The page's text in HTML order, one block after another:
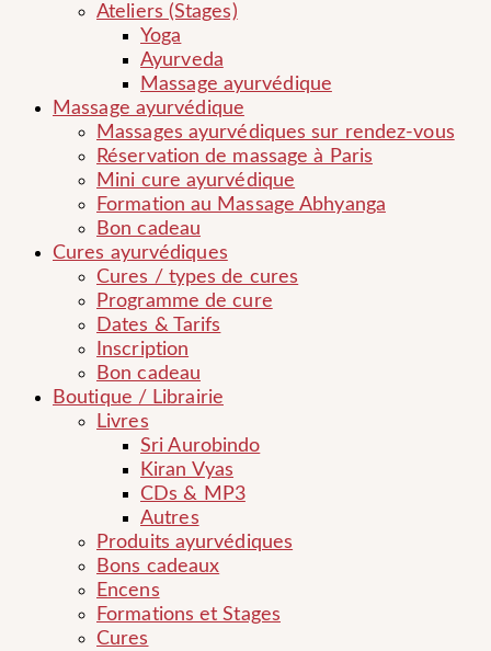
Ateliers (Stages)
Yoga
Ayurveda
Massage ayurvédique
Massage ayurvédique
Massages ayurvédiques sur rendez-vous
Réservation de massage à Paris
Mini cure ayurvédique
Formation au Massage Abhyanga
Bon cadeau
Cures ayurvédiques
Cures / types de cures
Programme de cure
Dates & Tarifs
Inscription
Bon cadeau
Boutique / Librairie
Livres
Sri Aurobindo
Kiran Vyas
CDs & MP3
Autres
Produits ayurvédiques
Bons cadeaux
Encens
Formations et Stages
Cures